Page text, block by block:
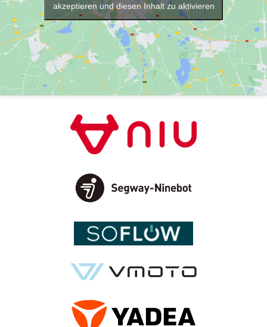
akzeptieren und diesen Inhalt zu aktivieren